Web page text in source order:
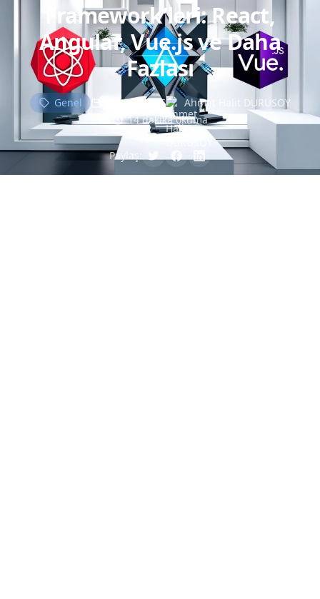
Framework’leri: React,
Angular, Vue.js ve Daha
Fazlası
Genel 07 Mar 2025
Ahmet Halit DURUSOY
14 dakika okuma
Paylaş: